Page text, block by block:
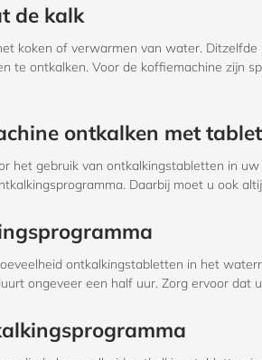
de kalk
koken of verwarmen van water.
te ontkalken. Voor de koffiemachine zijn
ontkalken met
het gebruik van ontkalkingstabletten in
Daarbij moet u ook
ontkalkingstabletten in het
ongeveer een half uur. Zorg ervoor